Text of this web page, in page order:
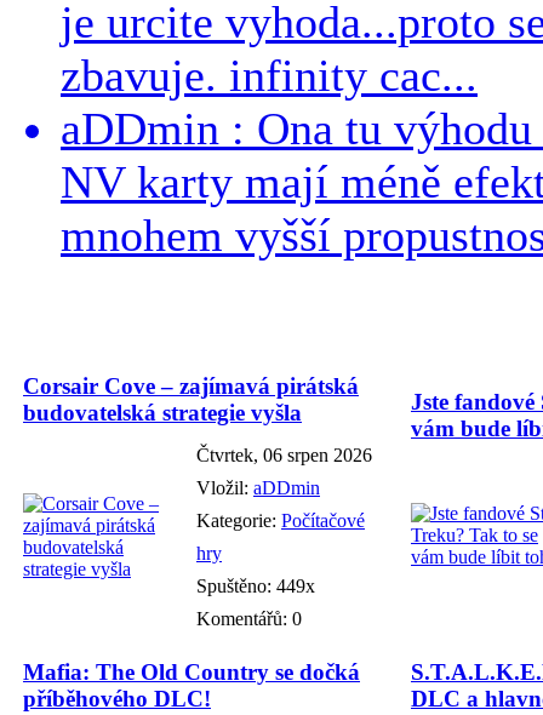
je urcite vyhoda...proto
zbavuje. infinity cac...
aDDmin : Ona tu
NV karty mají méně
mnohem vyšší
Corsair Cove – zajímavá pirátská
budovatelská strategie vyšla
Čtvrtek, 06 srpen 2026
Vložil: aDDmin
Kategorie: Počítačové
hry
Spuštěno: 449x
Komentářů: 0
Jste
vám bude
Mafia: The Old Country se dočká
příběhového DLC!
DLC a